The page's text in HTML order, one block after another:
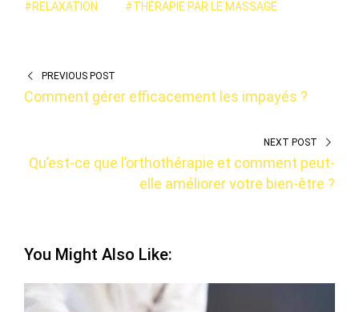
#RELAXATION #THÉRAPIE PAR LE MASSAGE
PREVIOUS POST
Comment gérer efficacement les impayés ?
NEXT POST
Qu’est-ce que l’orthothérapie et comment peut-
elle améliorer votre bien-être ?
You Might Also Like: